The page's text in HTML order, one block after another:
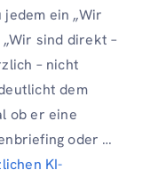
ein „Wir
sind direkt –
– nicht
dem
ob er eine
oder …
KI-